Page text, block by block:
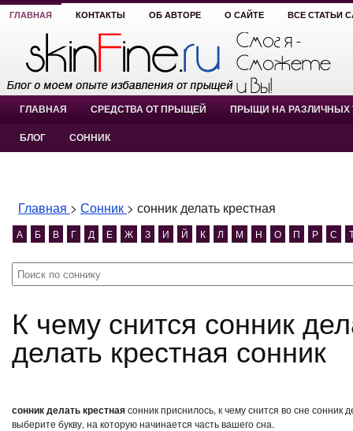
ГЛАВНАЯ КОНТАКТЫ ОБ АВТОРЕ О САЙТЕ ВСЕ СТАТЬИ
ГЛАВНАЯ СРЕДСТВА ОТ ПРЫЩЕЙ ПРЫЩИ НА РАЗЛИЧНЫХ
БЛОГ СОННИК
Главная > Сонник > сонник делать крестная
А Б В Г Д Е Ж З И Й К Л М Н О П Р С
К чему снится сонник делать крестная? сонник
делать крестная сонник
сонник делать крестнаясонник приснилось, к чему снится во сне
выберите букву, на которую начинается часть вашего сна.